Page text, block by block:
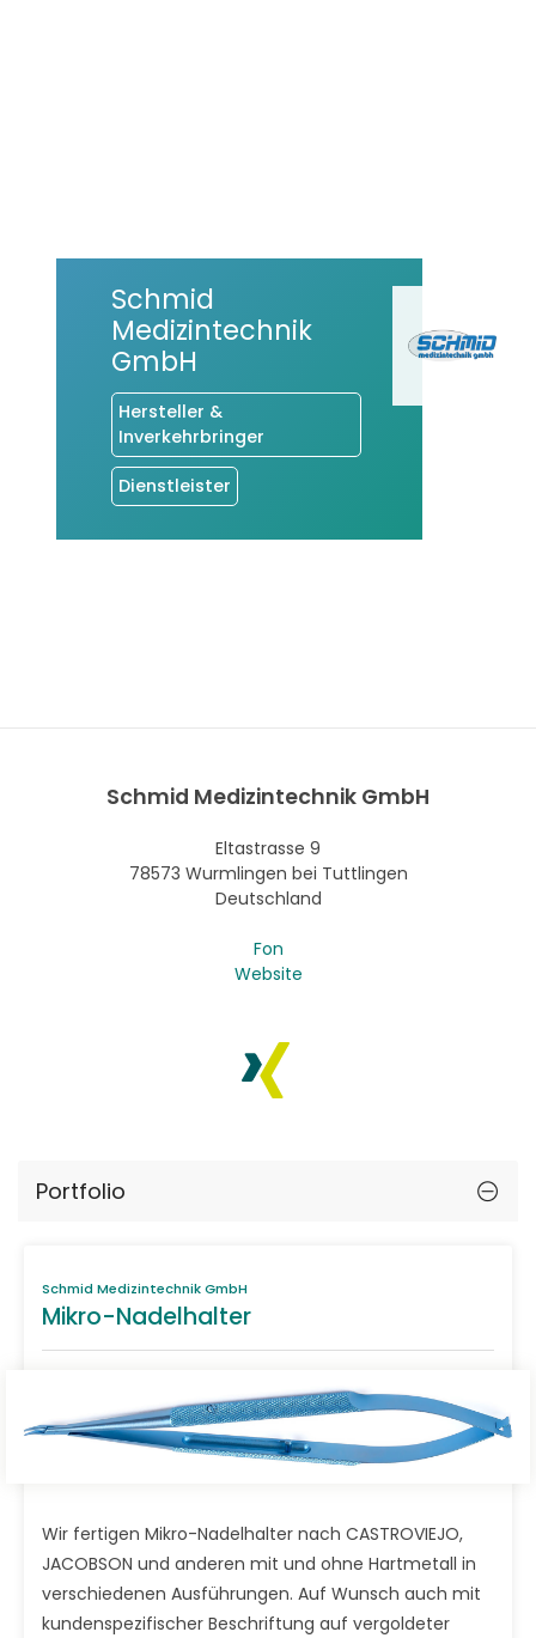
Schmid
Medizintechnik
GmbH
Hersteller &
Inverkehrbringer
Dienstleister
Schmid Medizintechnik GmbH
Eltastrasse 9
78573 Wurmlingen bei Tuttlingen
Deutschland
Fon
Website
Portfolio
Schmid Medizintechnik GmbH
Mikro-Nadelhalter
Wir fertigen Mikro-Nadelhalter nach CASTROVIEJO,
JACOBSON und anderen mit und ohne Hartmetall in
verschiedenen Ausführungen. Auf Wunsch auch mit
kundenspezifischer Beschriftung auf vergoldeter